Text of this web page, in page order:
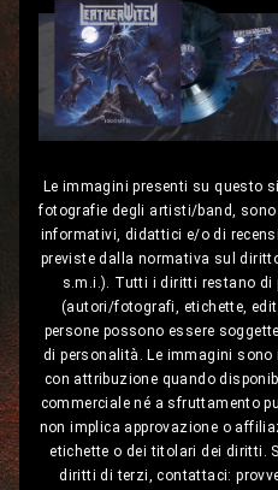
Le immagini presenti su questo
fotografie degli artisti/band,
informativi, didattici e/o di
previste dalla normativa sul
s.m.i.). Tutti i diritti restano di
(autori/fotografi, etichette,
persone possono essere
di personalità. Le immagini
con attribuzione quando
commerciale né a sfruttamento
non implica approvazione o
etichette o dei titolari dei diritti.
diritti di terzi, contattaci: